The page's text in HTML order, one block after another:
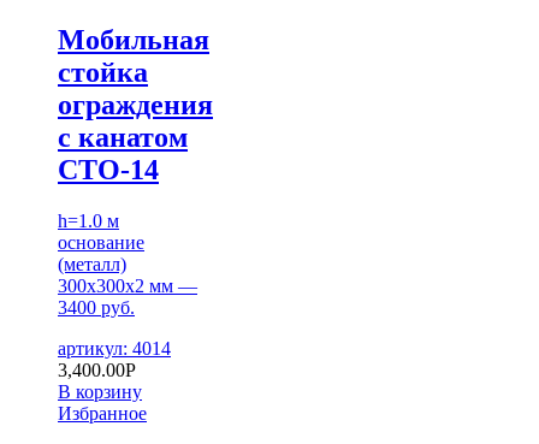
Мобильная
стойка
ограждения
с канатом
СТО-14
h=1.0 м
основание
(металл)
300х300х2 мм —
3400 руб.
артикул: 4014
3,400.00Р
В корзину
Избранное